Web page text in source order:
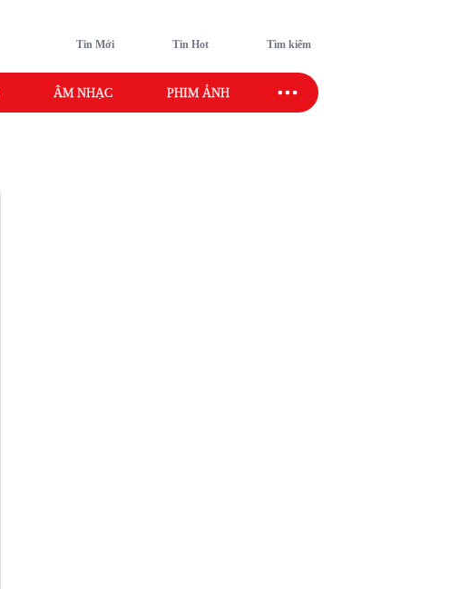
Tin Mới Tin Hot Tìm kiếm
ÂM NHẠC PHIM ẢNH SAO SPORT